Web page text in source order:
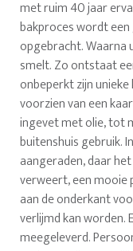
met ruim 40 jaar
bakproces wordt
opgebracht.
smelt. Zo ontstaat
onbeperkt zijn
voorzien van een
ingevet met olie, tot
buitenshuis gebruik.
aangeraden, daar
verweert, een mooie
aan de onderkant
verlijmd kan worden.
meegeleverd.